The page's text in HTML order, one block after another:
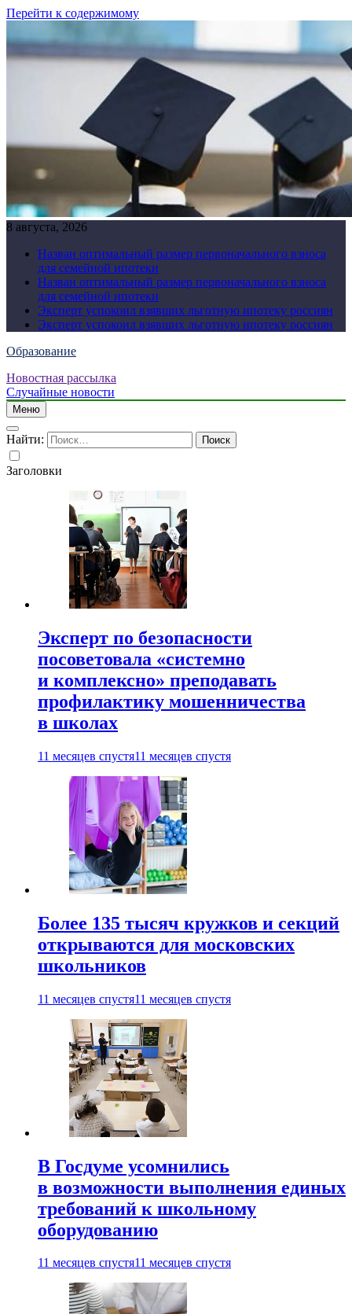
Перейти к содержимому
8 августа, 2026
Назван оптимальный размер первоначального взноса
для семейной ипотеки
Назван оптимальный размер первоначального взноса
для семейной ипотеки
Эксперт успокоил взявших льготную ипотеку россиян
Эксперт успокоил взявших льготную ипотеку россиян
Образование
Новостная рассылка
Случайные новости
Меню
Найти:
Заголовки
Эксперт по безопасности
посоветовала «системно
и комплексно» преподавать
профилактику мошенничества
в школах
11 месяцев спустя11 месяцев спустя
Более 135 тысяч кружков и секций
открываются для московских
школьников
11 месяцев спустя11 месяцев спустя
В Госдуме усомнились
в возможности выполнения единых
требований к школьному
оборудованию
11 месяцев спустя11 месяцев спустя